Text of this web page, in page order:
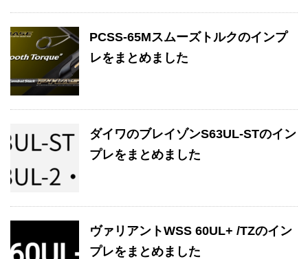
PCSS-65Mスムーズトルクのインプ
レをまとめました
ダイワのブレイゾンS63UL-STのイン
プレをまとめました
ヴァリアントWSS 60UL+ /TZのイン
プレをまとめました